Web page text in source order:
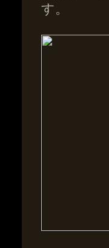
す。